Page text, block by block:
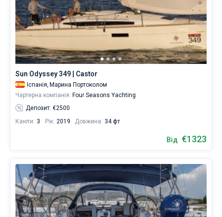
Sun Odyssey 349 | Castor
Іспанія, Марина Портоколом
Чартерна компанія: Four Seasons Yachting
Депозит: €2500
Каюти: 3 Рік: 2019 Довжина: 34 фт
Від €1323